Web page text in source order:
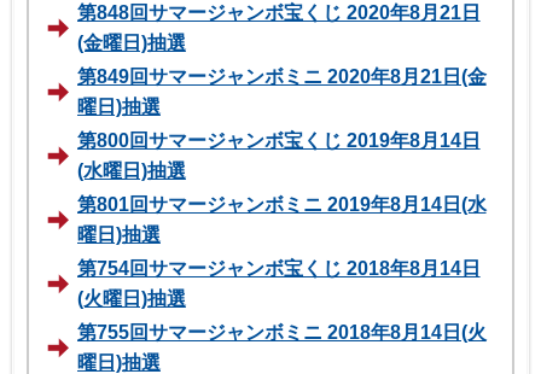
第848回サマージャンボ宝くじ 2020年8月21日
(金曜日)抽選
第849回サマージャンボミニ 2020年8月21日(金
曜日)抽選
第800回サマージャンボ宝くじ 2019年8月14日
(水曜日)抽選
第801回サマージャンボミニ 2019年8月14日(水
曜日)抽選
第754回サマージャンボ宝くじ 2018年8月14日
(火曜日)抽選
第755回サマージャンボミニ 2018年8月14日(火
曜日)抽選